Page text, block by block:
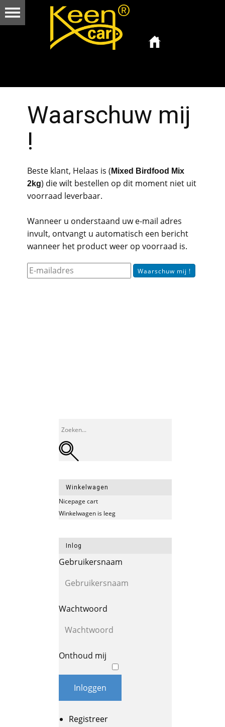
Waarschuw mij
!
Beste klant, Helaas is ( Mixed Birdfood Mix
2kg) die wilt bestellen op dit moment niet uit
voorraad leverbaar.
Wanneer u onderstaand uw e-mail adres
invult, ontvangt u automatisch een bericht
wanneer het product weer op voorraad is.
Winkelwagen
Nicepage cart
Winkelwagen is leeg
Inlog
Gebruikersnaam
Wachtwoord
Onthoud mij
Inloggen
Registreer